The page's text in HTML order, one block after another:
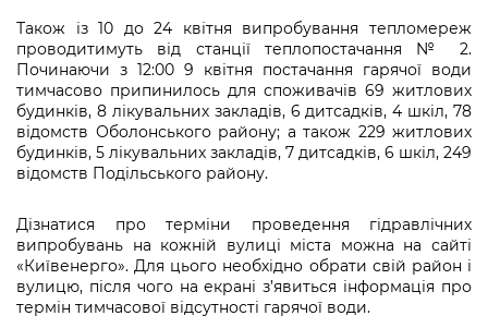
Звернення громадян
Регуляторна діяльність
Промисловість і наука Києва
Підприємства, установи, організації
Річні звіти
Гендерна політика
Ритуальні послуги
Іноземцям / For foreigners
Пам'ятки культурної спадщини
Портал Захисників та Захисниць
Безбар'єрність
Портал послуг
Міський застосунок Київ Цифровий
Рада з питань внутрішньо переміщених
осіб при Київській міській військовій
адміністрації
«Ініціатива «Партнерство «Відкритий
Уряд» – місцевий рівень»
Звіти про опрацювання запитів на
публічну інформацію
Інформація для споживачів
Про відкриті дані
Портал даних Києва
Публічні дашборди
Контакти для медіа / Contacts for mass
media
Також із 10 до 24 квітня випробування тепломереж
проводитимуть від станції теплопостачання № 2.
Починаючи з 12:00 9 квітня постачання гарячої води
тимчасово припинилось для споживачів 69 житлових
будинків, 8 лікувальних закладів, 6 дитсадків, 4 шкіл, 78
відомств Оболонського району; а також 229 житлових
будинків, 5 лікувальних закладів, 7 дитсадків, 6 шкіл, 249
відомств Подільського району.
Дізнатися про терміни проведення гідравлічних
випробувань на кожній вулиці міста можна на сайті
«Київенерго». Для цього необхідно обрати свій район і
вулицю, після чого на екрані з’явиться інформація про
термін тимчасової відсутності гарячої води.